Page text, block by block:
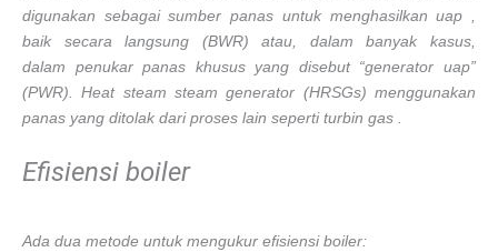
digunakan sebagai sumber panas untuk menghasilkan uap ,
baik secara langsung (BWR) atau, dalam banyak kasus,
dalam penukar panas khusus yang disebut “generator uap”
(PWR). Heat steam steam generator (HRSGs) menggunakan
panas yang ditolak dari proses lain seperti turbin gas .
Efisiensi boiler
Ada dua metode untuk mengukur efisiensi boiler: